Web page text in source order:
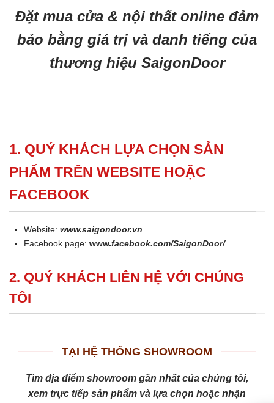
Đặt mua cửa & nội thất online đảm
bảo bằng giá trị và danh tiếng của
thương hiệu SaigonDoor
1. QUÝ KHÁCH LỰA CHỌN SẢN
PHẨM TRÊN WEBSITE HOẶC
FACEBOOK
Website:www.saigondoor.vn
Facebook page:www.facebook.com/SaigonDoor/
2. QUÝ KHÁCH LIÊN HỆ VỚI CHÚNG
TÔI
TẠI HỆ THỐNG SHOWROOM
Tìm địa điểm showroom gần nhất của chúng tôi,
xem trực tiếp sản phẩm và lựa chọn hoặc nhận